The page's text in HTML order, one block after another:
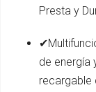
Presta y
de energía
recargable